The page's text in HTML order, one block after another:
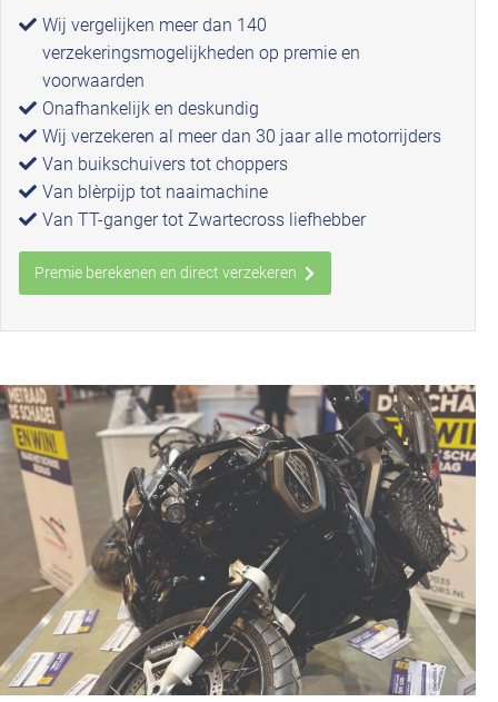
Wij vergelijken meer dan 140
verzekeringsmogelijkheden op premie en
voorwaarden
Onafhankelijk en deskundig
Wij verzekeren al meer dan 30 jaar alle motorrijders
Van buikschuivers tot choppers
Van blèrpijp tot naaimachine
Van TT-ganger tot Zwartecross liefhebber
Premie berekenen en direct verzekeren